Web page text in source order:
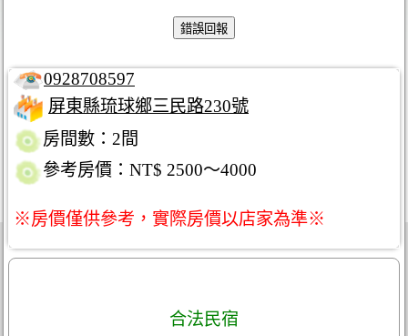
0928708597
屏東縣琉球鄉三民路230號
房間數：2間
參考房價：NT$ 2500～4000
※房價僅供參考，實際房價以店家為準※
合法民宿